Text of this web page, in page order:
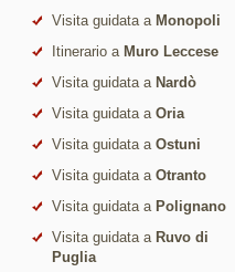
Visita guidata a Monopoli
Itinerario a Muro Leccese
Visita guidata a Nardò
Visita guidata a Oria
Visita guidata a Ostuni
Visita guidata a Otranto
Visita guidata a Polignano
Visita guidata a Ruvo di
Puglia